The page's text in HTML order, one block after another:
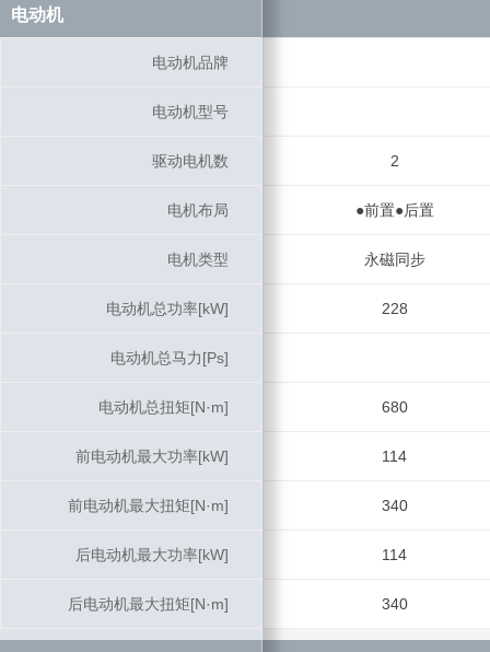
电动机
电动机品牌
电动机型号
驱动电机数 2
电机布局 ●前置●后置
电机类型 永磁同步
电动机总功率[kW] 228
电动机总马力[Ps]
电动机总扭矩[N·m] 680
前电动机最大功率[kW] 114
前电动机最大扭矩[N·m] 340
后电动机最大功率[kW] 114
后电动机最大扭矩[N·m] 340
电动机
电动机品牌
电动机型号
驱动电机数
电机布局
电机类型
电动机总功率[kW]
电动机总马力[Ps]
电动机总扭矩[N·m]
前电动机最大功率[kW]
前电动机最大扭矩[N·m]
后电动机最大功率[kW]
后电动机最大扭矩[N·m]